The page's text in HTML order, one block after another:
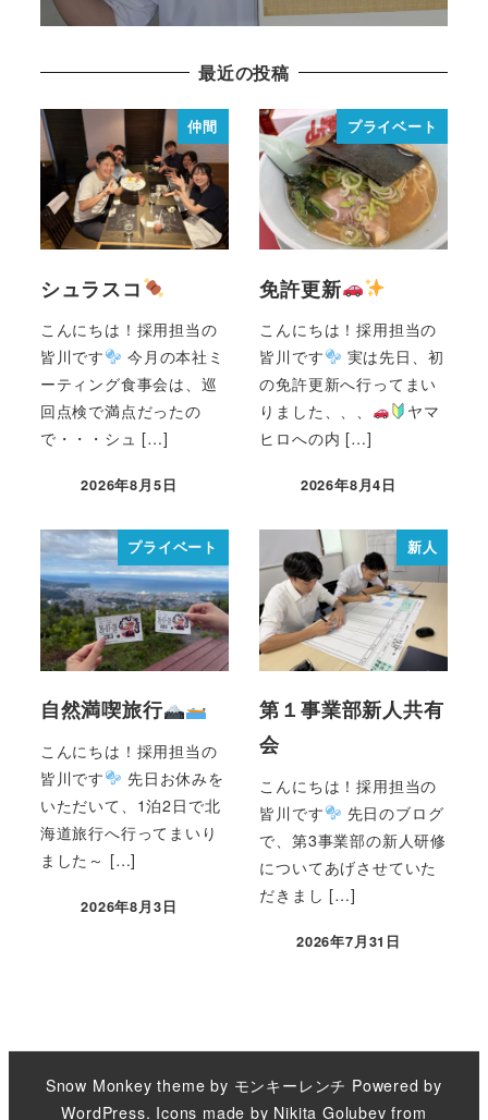
最近の投稿
仲間
シュラスコ
こんにちは！採用担当の
皆川です
今月の本社ミ
ーティング食事会は、巡
回点検で満点だったの
で・・・シュ […]
2026年8月5日
プライベート
免許更新
こんにちは！採用担当の
皆川です
実は先日、初
の免許更新へ行ってまい
りました、、、
ヤマ
ヒロへの内 […]
2026年8月4日
プライベート
自然満喫旅行
こんにちは！採用担当の
皆川です
先日お休みを
いただいて、1泊2日で北
海道旅行へ行ってまいり
ました～ […]
2026年8月3日
新人
第１事業部新人共有
会
こんにちは！採用担当の
皆川です
先日のブログ
で、第3事業部の新人研修
についてあげさせていた
だきまし […]
2026年7月31日
Snow Monkey theme by モンキーレンチ Powered by
WordPress. Icons made by Nikita Golubev from